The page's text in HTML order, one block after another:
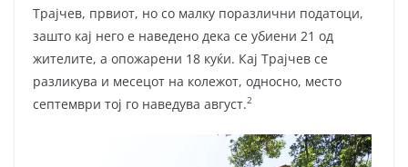
Трајчев, првиот, но со малку поразлични податоци,
зашто кај него е наведено дека се убиени 21 од
жителите, а опожарени 18 куќи. Кај Трајчев се
разликува и месецот на колежот, односно, место
септември тој го наведува август.2